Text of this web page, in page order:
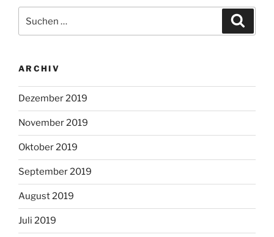
nach:
ARCHIV
Dezember 2019
November 2019
Oktober 2019
September 2019
August 2019
Juli 2019